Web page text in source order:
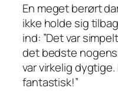
En meget berørt
ikke holde sig
ind: ”Det var
det bedste
var virkelig dygtige.
fantastisk!”